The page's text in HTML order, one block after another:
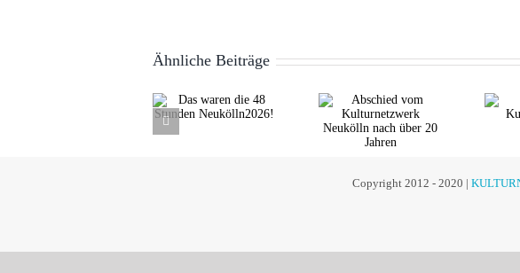
Ähnliche Beiträge
Abschied
Kulturnetzwerk
Kunstpreis
2026
Copyright 2012 - 2020 |